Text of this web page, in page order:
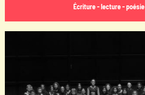
Écriture - lecture - poésie